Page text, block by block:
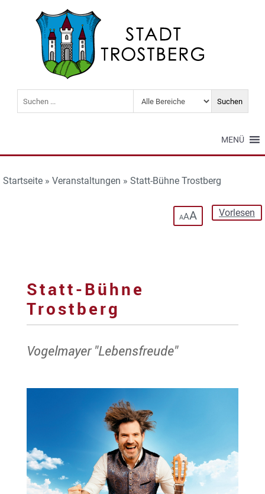
MENÜ
Startseite » Veranstaltungen » Statt-Bühne Trostberg
Vorlesen
AAA
Statt-Bühne
Trostberg
Vogelmayer "Lebensfreude"